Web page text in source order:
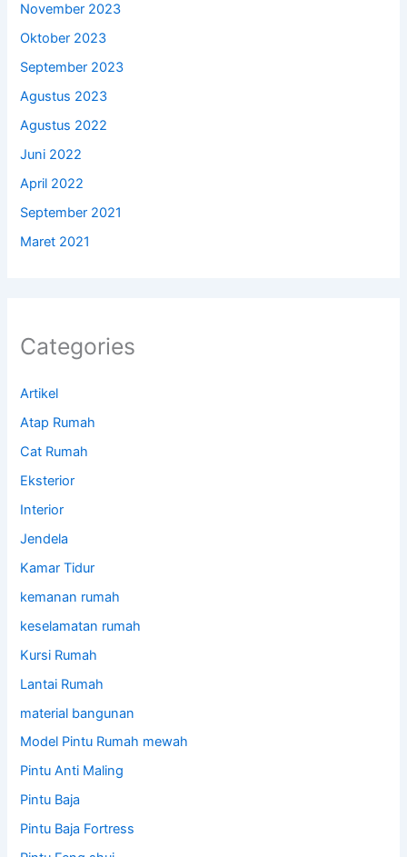
November 2023
Oktober 2023
September 2023
Agustus 2023
Agustus 2022
Juni 2022
April 2022
September 2021
Maret 2021
Categories
Artikel
Atap Rumah
Cat Rumah
Eksterior
Interior
Jendela
Kamar Tidur
kemanan rumah
keselamatan rumah
Kursi Rumah
Lantai Rumah
material bangunan
Model Pintu Rumah mewah
Pintu Anti Maling
Pintu Baja
Pintu Baja Fortress